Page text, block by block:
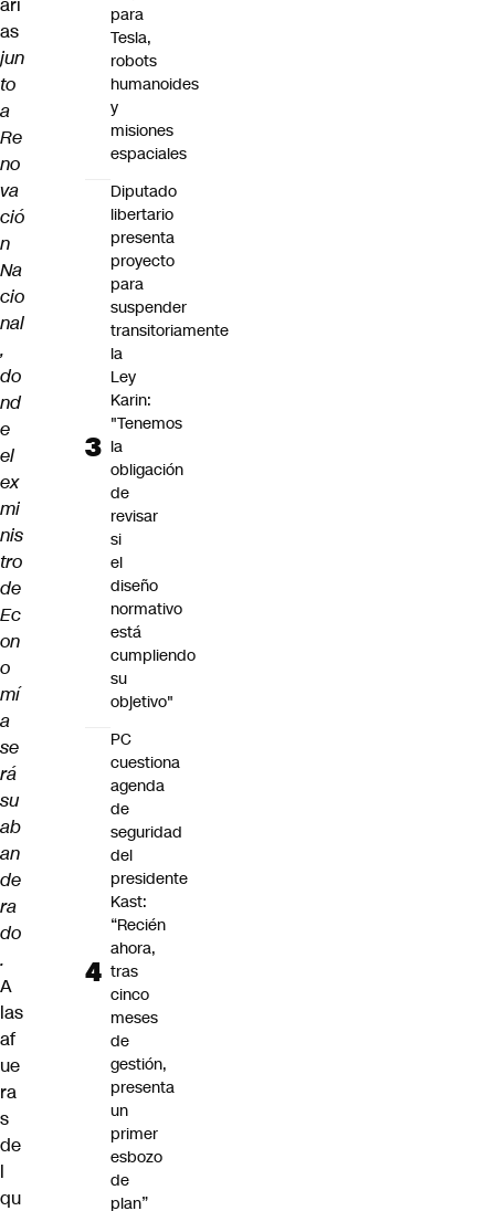
as
jun
to
a
Re
no
va
ció
n
Na
cio
nal
,
do
nd
e
el
ex
mi
nis
tro
de
Ec
on
o
mí
a
se
rá
su
ab
an
de
ra
do
.
A
las
af
ue
ra
s
de
l
qu
para
Tesla,
robots
humanoides
y
misiones
espaciales
Diputado
libertario
presenta
proyecto
para
suspender
transitoriamente
la
Ley
Karin:
"Tenemos
la
obligación
de
revisar
si
el
diseño
normativo
está
cumpliendo
su
objetivo"
PC
cuestiona
agenda
de
seguridad
del
presidente
Kast:
“Recién
ahora,
tras
cinco
meses
de
gestión,
presenta
un
primer
esbozo
de
plan”